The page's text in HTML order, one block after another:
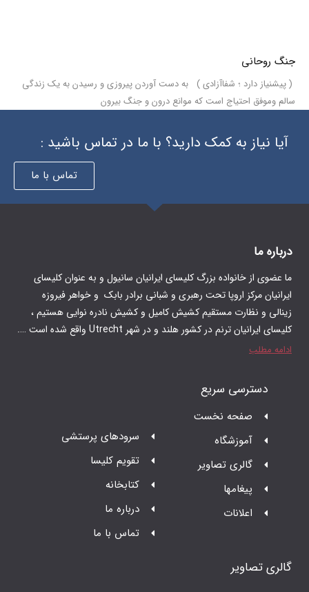
جنگ روحانی
( پیشنیاز دارد ؛ شفاآزادی ) به دست آوردن پیروزی و رسیدن به یک زندگی
سالم و‌موفق احتیاج است که موانع درون و جنگ بیرون
آیا نیاز به کمک دارید؟ با ما در تماس باشید :
تماس با ما
درباره ما
ما عضوی از خانواده بزرگ کلیسای ایرانیان سانیول و به عنوان کلیسای
ایرانیان مرکز اروپا تحت رهبری و شبانی برادر بابک و‌ خواهر فیروزه
زینالی و نظارت مستقیم کشیش کامیل و کشیش نادره نوایی هستیم ،
کلیسای ایرانیان ترنم در کشور هلند و در شهر Utrecht واقع شده است ….
ادامه مطلب
دسترسی سریع
صفحه نخست
آموزشگاه
گالری تصاویر
پیغامها
اعلانات
سرودهای پرستشی
تقویم کلیسا
کتابخانه
درباره ما
تماس با ما
گالری تصاویر